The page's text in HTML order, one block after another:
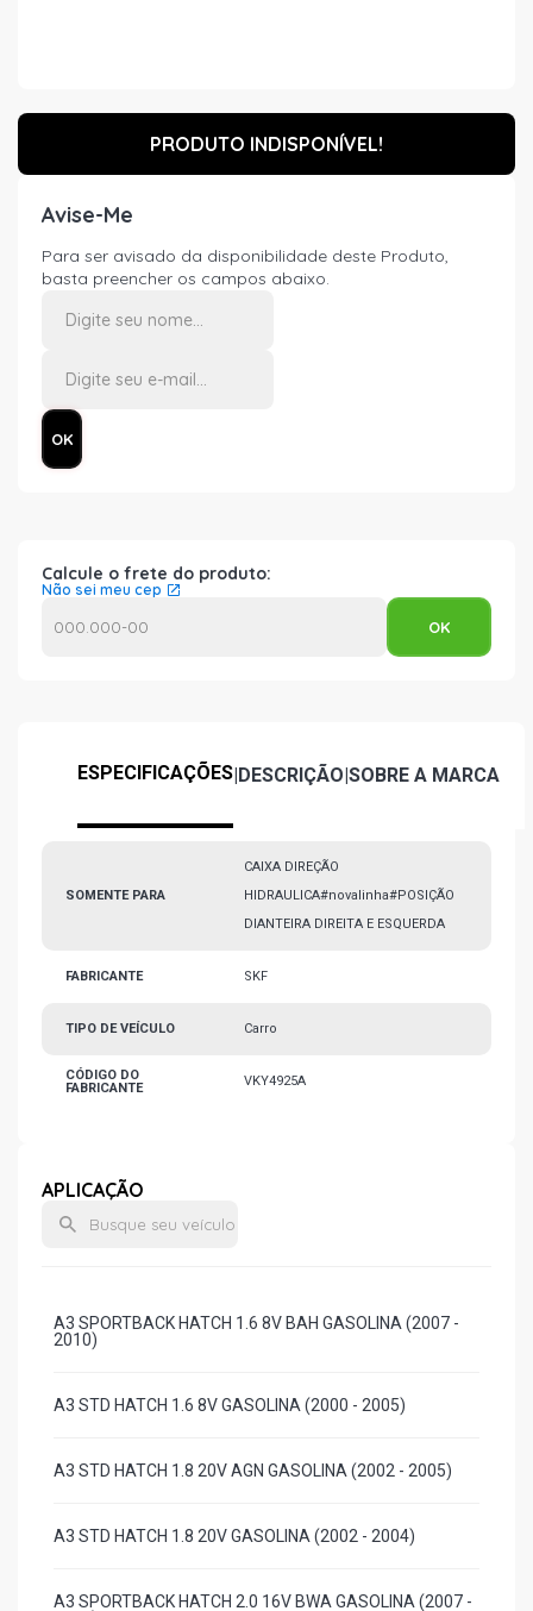
PRODUTO INDISPONÍVEL!
Avise-Me
Para ser avisado da disponibilidade deste Produto,
basta preencher os campos abaixo.
Calcule o frete do produto:
Não sei meu cep
ESPECIFICAÇÕES|DESCRIÇÃO|SOBRE A MARCA
SOMENTE PARA
CAIXA DIREÇÃO
HIDRAULICA#novalinha#POSIÇÃO
DIANTEIRA DIREITA E ESQUERDA
FABRICANTE SKF
TIPO DE VEÍCULO Carro
CÓDIGO DO
FABRICANTE
VKY4925A
APLICAÇÃO
A3 SPORTBACK HATCH 1.6 8V BAH GASOLINA (2007 -
2010)
A3 STD HATCH 1.6 8V GASOLINA (2000 - 2005)
A3 STD HATCH 1.8 20V AGN GASOLINA (2002 - 2005)
A3 STD HATCH 1.8 20V GASOLINA (2002 - 2004)
A3 SPORTBACK HATCH 2.0 16V BWA GASOLINA (2007 -